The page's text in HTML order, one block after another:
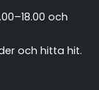
och
och hitta hit.